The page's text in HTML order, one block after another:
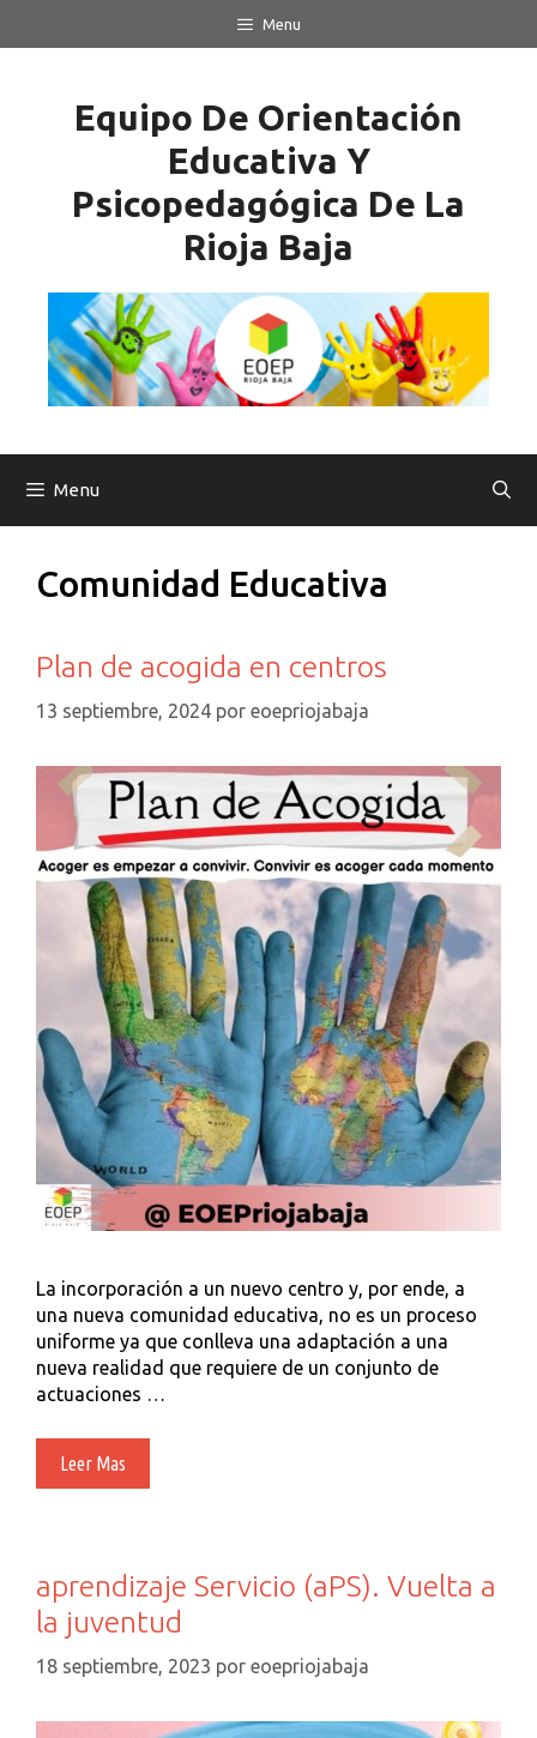
Menu
Equipo De Orientación
Educativa Y
Psicopedagógica De La
Rioja Baja
Menu
Comunidad Educativa
Plan de acogida en centros
13 septiembre, 2024 por eoepriojabaja
La incorporación a un nuevo centro y, por ende, a
una nueva comunidad educativa, no es un proceso
uniforme ya que conlleva una adaptación a una
nueva realidad que requiere de un conjunto de
actuaciones …
Leer Mas
De
aprendizaje Servicio (aPS). Vuelta a
la juventud
18 septiembre, 2023 por eoepriojabaja